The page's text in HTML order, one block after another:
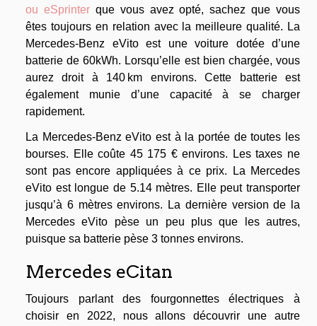
ou eSprinterque vous avez opté, sachez que vous
êtes toujours en relation avec la meilleure qualité. La
Mercedes-Benz eVito est une voiture dotée d’une
batterie de 60kWh. Lorsqu’elle est bien chargée, vous
aurez droit à 140 km environs. Cette batterie est
également munie d’une capacité à se charger
rapidement.
La Mercedes-Benz eVito est à la portée de toutes les
bourses. Elle coûte 45 175 € environs. Les taxes ne
sont pas encore appliquées à ce prix. La Mercedes
eVito est longue de 5.14 mètres. Elle peut transporter
jusqu’à 6 mètres environs. La dernière version de la
Mercedes eVito pèse un peu plus que les autres,
puisque sa batterie pèse 3 tonnes environs.
Mercedes eCitan
Toujours parlant des fourgonnettes électriques à
choisir en 2022, nous allons découvrir une autre